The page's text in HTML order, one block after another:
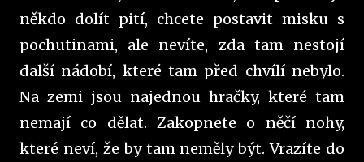
někdo dolít pití, chcete postavit misku s
pochutinami, ale nevíte, zda tam nestojí
další nádobí, které tam před chvílí nebylo.
Na zemi jsou najednou hračky, které tam
nemají co dělat. Zakopnete o něčí nohy,
které neví, že by tam neměly být. Vrazíte do